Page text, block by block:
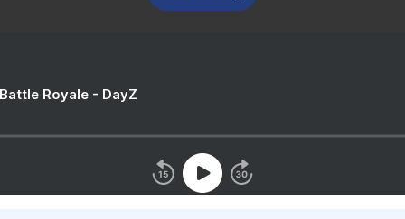
Royale - DayZ